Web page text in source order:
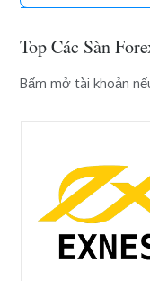
Top Các Sàn
Bấm mở tài khoản